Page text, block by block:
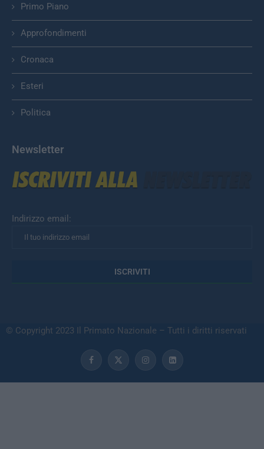
Primo Piano
Approfondimenti
Cronaca
Esteri
Politica
Newsletter
Indirizzo email:
© Copyright 2023 Il Primato Nazionale – Tutti i diritti riservati